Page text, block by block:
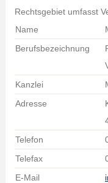
Rechtsgebiet umfasst
Name
Berufsbezeichnung
Kanzlei
Adresse
Telefon
Telefax
E-Mail